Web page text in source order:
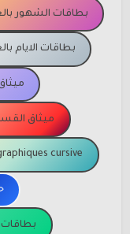
بطاقات الشهور
بطاقات الايام
ميثاق
cursive